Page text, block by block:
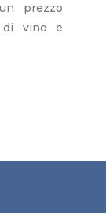
prezzo
di vino e